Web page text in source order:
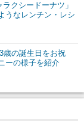
クシードーナツ」
うなレンチン・レシ
歳の誕生日をお祝
ーの様子を紹介